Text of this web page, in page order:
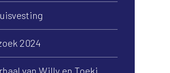
2024
van Willy en Toeki